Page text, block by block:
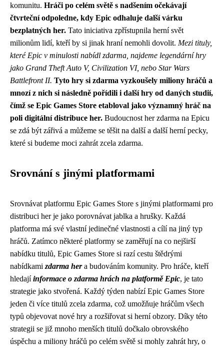
komunitu. Hráči po celém světě s nadšením očekávají
čtvrteční odpoledne, kdy Epic odhaluje další várku
bezplatných her. Tato iniciativa zpřístupnila herní svět
milionům lidí, kteří by si jinak hraní nemohli dovolit. Mezi tituly,
které Epic v minulosti nabídl zdarma, najdeme legendární hry
jako Grand Theft Auto V, Civilization VI, nebo Star Wars
Battlefront II. Tyto hry si zdarma vyzkoušely miliony hráčů a
mnozí z nich si následně pořídili i další hry od daných studií,
čímž se Epic Games Store etabloval jako významný hráč na
poli digitální distribuce her. Budoucnost her zdarma na Epicu
se zdá být zářivá a můžeme se těšit na další a další herní pecky,
které si budeme moci zahrát zcela zdarma.
Srovnání s jinými platformami
Srovnávat platformu Epic Games Store s jinými platformami pro
distribuci her je jako porovnávat jablka a hrušky. Každá
platforma má své vlastní jedinečné vlastnosti a cílí na jiný typ
hráčů. Zatímco některé platformy se zaměřují na co nejširší
nabídku titulů, Epic Games Store si razí cestu štědrými
nabídkami zdarma hera budováním komunity. Pro hráče, kteří
hledajíinformace o zdarma hrách na platformě Epic, je tato
strategie jako stvořená. Každý týden nabízí Epic Games Store
jeden či více titulů zcela zdarma, což umožňuje hráčům všech
typů objevovat nové hry a rozšiřovat si herní obzory. Díky této
strategii se již mnoho menších titulů dočkalo obrovského
úspěchu a miliony hráčů po celém světě si mohly zahrát hry, o